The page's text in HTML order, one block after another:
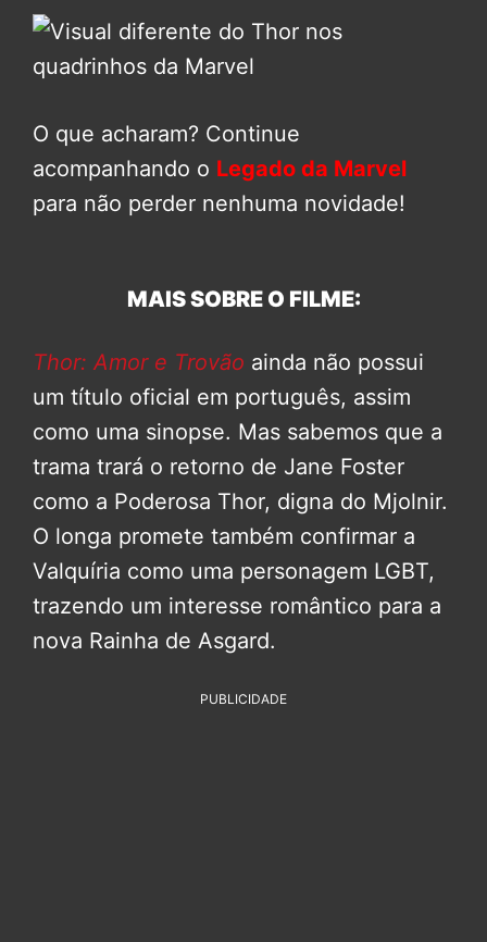
O que acharam? Continue
acompanhando o Legado da Marvel
para não perder nenhuma novidade!
MAIS SOBRE O FILME:
Thor: Amor e Trovão ainda não possui
um título oficial em português, assim
como uma sinopse. Mas sabemos que a
trama trará o retorno de Jane Foster
como a Poderosa Thor, digna do Mjolnir.
O longa promete também confirmar a
Valquíria como uma personagem LGBT,
trazendo um interesse romântico para a
nova Rainha de Asgard.
PUBLICIDADE